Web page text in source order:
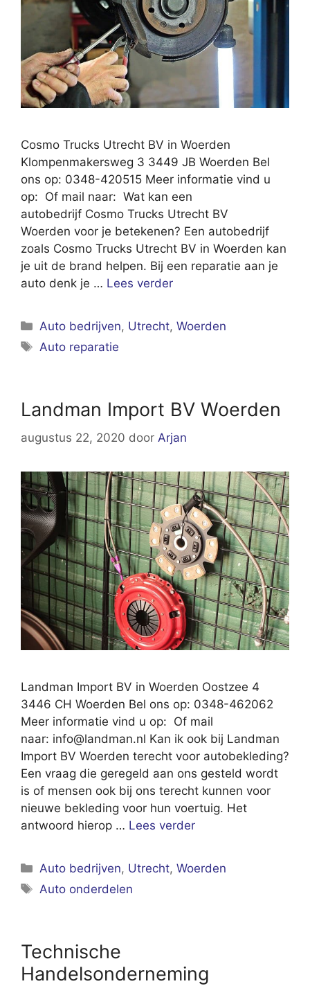
Cosmo Trucks Utrecht BV in Woerden
Klompenmakersweg 3 3449 JB Woerden Bel
ons op: 0348-420515 Meer informatie vind u
op: Of mail naar: Wat kan een
autobedrijf Cosmo Trucks Utrecht BV
Woerden voor je betekenen? Een autobedrijf
zoals Cosmo Trucks Utrecht BV in Woerden kan
je uit de brand helpen. Bij een reparatie aan je
auto denk je … Lees verder
Categorieën
Auto bedrijven, Utrecht,Woerden
Tags
Auto reparatie
Landman Import BV Woerden
augustus 22, 2020 door Arjan
Landman Import BV in Woerden Oostzee 4
3446 CH Woerden Bel ons op: 0348-462062
Meer informatie vind u op: Of mail
naar: info@landman.nl Kan ik ook bij Landman
Import BV Woerden terecht voor autobekleding?
Een vraag die geregeld aan ons gesteld wordt
is of mensen ook bij ons terecht kunnen voor
nieuwe bekleding voor hun voertuig. Het
antwoord hierop … Lees verder
Categorieën
Auto bedrijven, Utrecht,Woerden
Tags
Auto onderdelen
Technische
Handelsonderneming